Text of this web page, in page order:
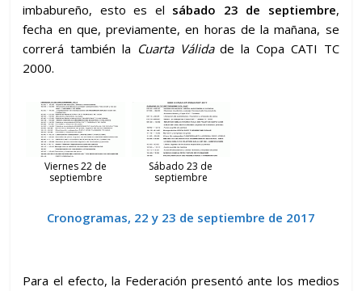
imbabureño, esto es el sábado 23 de septiembre,
fecha en que, previamente, en horas de la mañana, se
correrá también la Cuarta Válidade la Copa CATI TC
2000.
Viernes 22 de
septiembre
Sábado 23 de
septiembre
Cronogramas, 22 y 23 de septiembre de 2017
Para el efecto, la Federación presentó ante los medios